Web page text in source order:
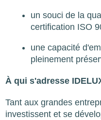
un souci de la
certification ISO
une capacité
pleinement
À qui s'adresse
Tant aux grandes
investissent et se